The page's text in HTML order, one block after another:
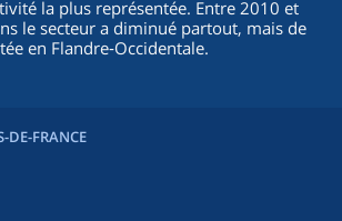
la plus représentée. Entre 2010 et
le secteur a diminué partout, mais de
en Flandre‑Occidentale.
DE-FRANCE